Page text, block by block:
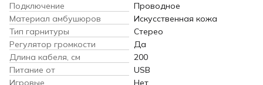
Подключение
Проводное
Материал амбушюров
Искусственная кожа
Тип гарнитуры
Стерео
Регулятор громкости
Да
Длина кабеля, см
200
Питание от
USB
Игровые
Нет